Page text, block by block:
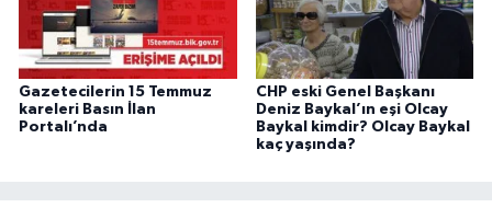
Gazetecilerin 15 Temmuz
kareleri Basın İlan
Portalı’nda
CHP eski Genel Başkanı
Deniz Baykal’ın eşi Olcay
Baykal kimdir? Olcay Baykal
kaç yaşında?